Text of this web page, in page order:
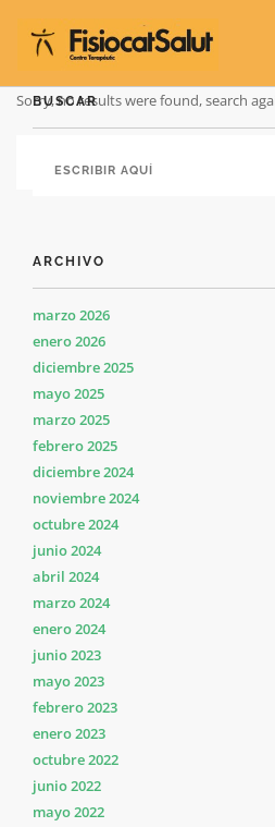
BLOG
Sorry, no results were found, search
BUSCAR
ARCHIVO
marzo 2026
enero 2026
diciembre 2025
mayo 2025
marzo 2025
febrero 2025
diciembre 2024
noviembre 2024
octubre 2024
junio 2024
abril 2024
marzo 2024
enero 2024
junio 2023
mayo 2023
febrero 2023
enero 2023
octubre 2022
junio 2022
mayo 2022